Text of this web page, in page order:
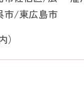
市/東広島市